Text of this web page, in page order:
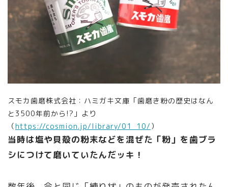
スモカ歯磨株式会社：ハミガキ文庫「歯磨き粉の歴史はなん
と3500年前から!?」より
（https://cosmion.jp/library/01_10/ ）
当時は塩や貝殻の粉末などを混ぜた「粉」を歯ブラ
シにつけて磨いていたんだッキ！